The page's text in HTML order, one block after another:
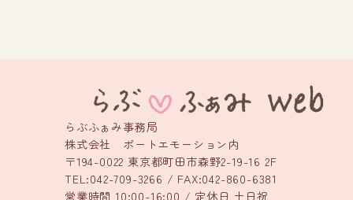
らぶふぁみ事務局
株式会社 ポートエモーション内
〒194-0022 東京都町田市森野2-19-16 2F
TEL:042-709-3266 / FAX:042-860-6381
営業時間 10:00-16:00 / 定休日 土日祝